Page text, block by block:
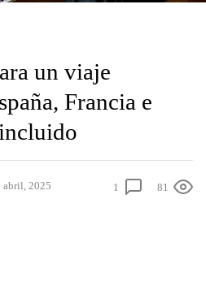
un viaje
Francia e
abril, 2025 1 81